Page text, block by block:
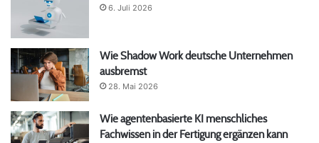
6. Juli 2026
Wie Shadow Work deutsche Unternehmen
ausbremst
28. Mai 2026
Wie agentenbasierte KI menschliches
Fachwissen in der Fertigung ergänzen kann